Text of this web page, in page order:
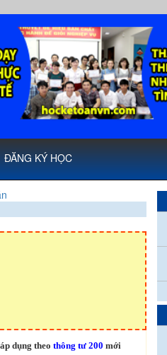
ĐĂNG KÝ HỌC
dụng theo thông tư 200 mới